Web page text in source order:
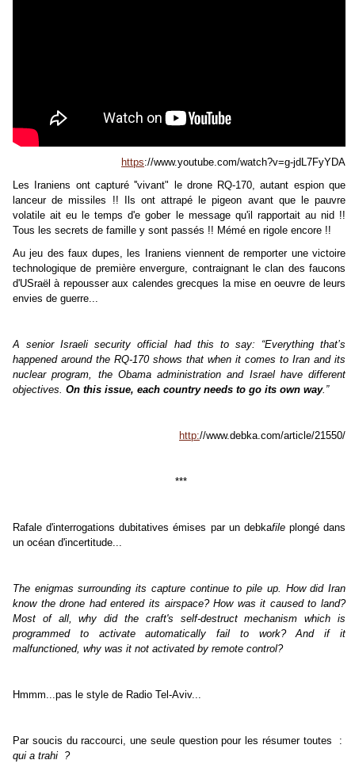
https://www.youtube.com/watch?v=g-jdL7FyYDA
Les Iraniens ont capturé ''vivant" le drone RQ-170, autant espion que
lanceur de missiles !! Ils ont attrapé le pigeon avant que le pauvre
volatile ait eu le temps d'e gober le message qu'il rapportait au nid !!
Tous les secrets de famille y sont passés !! Mémé en rigole encore !!
Au jeu des faux dupes, les Iraniens viennent de remporter une victoire
technologique de première envergure, contraignant le clan des faucons
d'USraël à repousser aux calendes grecques la mise en oeuvre de leurs
envies de guerre...
A senior Israeli security official had this to say: “Everything that’s
happened around the RQ-170 shows that when it comes to Iran and its
nuclear program, the Obama administration and Israel have different
objectives. On this issue, each country needs to go its own way.”
http://www.debka.com/article/21550/
***
Rafale d'interrogations dubitatives émises par un debkafile plongé dans
un océan d'incertitude...
The enigmas surrounding its capture continue to pile up. How did Iran
know the drone had entered its airspace? How was it caused to land?
Most of all, why did the craft's self-destruct mechanism which is
programmed to activate automatically fail to work? And if it
malfunctioned, why was it not activated by remote control?
Hmmm...pas le style de Radio Tel-Aviv...
Par soucis du raccourci, une seule question pour les résumer toutes :
qui a trahi ?